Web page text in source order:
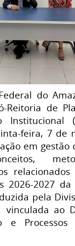
do
Reitoria de
Institucional
feira, 7 de
em gestão
2026-2027
pela
vinculada ao
e Processos